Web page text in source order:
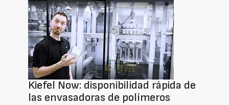
Kiefel Now: disponibilidad rápida de
las envasadoras de polímeros